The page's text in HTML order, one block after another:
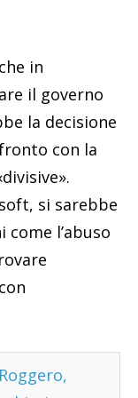
in
il governo
la decisione
con la
si sarebbe
l’abuso